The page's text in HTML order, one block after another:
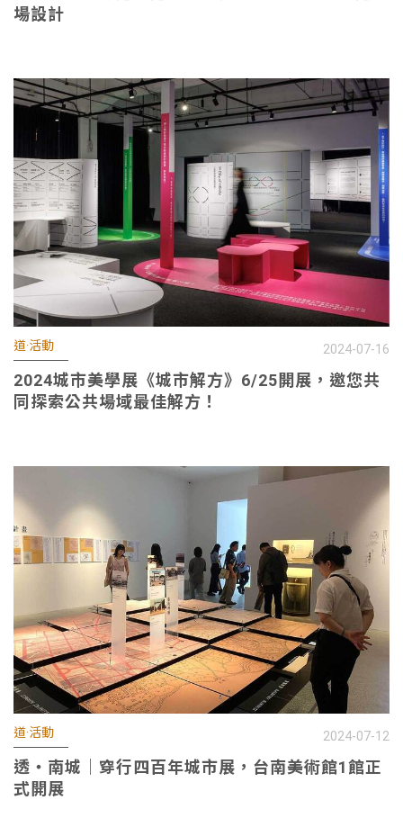
場設計
道·活動 2024-07-16
2024城市美學展《城市解方》6/25開展，邀您共
同探索公共場域最佳解方！
道·活動 2024-07-12
透・南城｜穿行四百年城市展，台南美術館1館正
式開展